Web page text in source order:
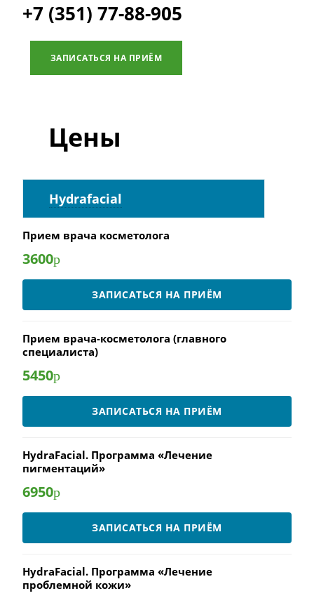
+7 (351) 77-88-905
ЗАПИСАТЬСЯ НА ПРИЁМ
Цены
Hydrafacial
Прием врача косметолога
3600р
ЗАПИСАТЬСЯ НА ПРИЁМ
Прием врача-косметолога (главного
специалиста)
5450р
ЗАПИСАТЬСЯ НА ПРИЁМ
HydraFacial. Программа «Лечение
пигментаций»
6950р
ЗАПИСАТЬСЯ НА ПРИЁМ
HydraFacial. Программа «Лечение
проблемной кожи»